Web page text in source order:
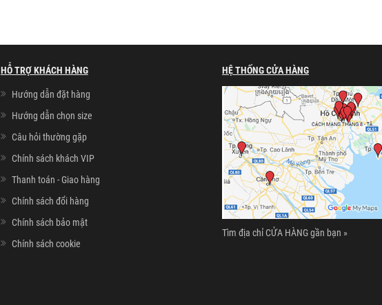
HỖ TRỢ KHÁCH HÀNG
Hướng dẫn đặt hàng
Hướng dẫn chọn size
Câu hỏi thường gặp
Chính sách khách VIP
Thanh toán - Giao hàng
Chính sách đổi hàng
Chính sách bảo mật
Chính sách cookie
HỆ THỐNG CỬA HÀNG
Tìm địa chỉ CỬA HÀNG gần bạn »